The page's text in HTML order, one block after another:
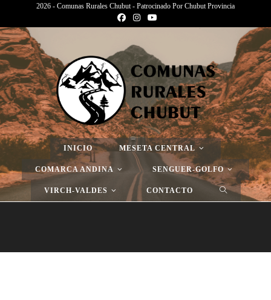
2026 - Comunas Rurales Chubut - Patrocinado Por Chubut Provincia
INICIO MESETA CENTRAL
COMARCA ANDINA SENGUER-GOLFO
VIRCH-VALDES CONTACTO
Página Nueva
> Página Nueva > Página Nueva